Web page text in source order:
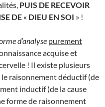
PUIS DE RECEVOIR
DE « DIEU EN SOI » !
d’analyse purement
acquise et
! Il existe plusieurs
raisonnement déductif (de
inductif (de la cause
forme de raisonnement